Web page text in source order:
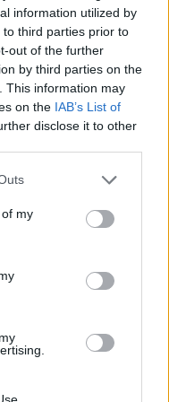
information utilized by
third parties prior to
out of the further
by third parties on the
This information may
on the IAB’s List of
disclose it to other
my
προσγειώθηκε στο
για να κάνουν
του
από τη Μήλο που
περιστατικό μίλησε στον
τι είδε στην
στον Βοτανικό:
στο πλαίσιο της Διπλής
μέρος ενός νέου